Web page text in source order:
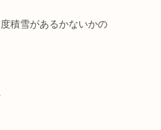
積雪があるかないかの